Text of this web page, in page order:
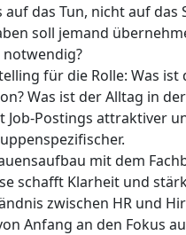
auf das Tun, nicht auf das
soll jemand
für die Rolle: Was
Was ist der Alltag in
Job-Postings attraktiver
mit dem
schafft Klarheit und
zwischen HR und
Anfang an den Fokus